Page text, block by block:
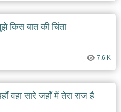
किस बात की चिंता
7.6 K
वहा सारे जहाँ में तेरा राज है